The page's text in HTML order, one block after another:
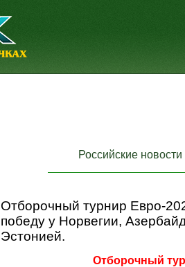
Российские новости
Отборочный турнир Евро-
победу у Норвегии,
Эстонией.
Отборочный